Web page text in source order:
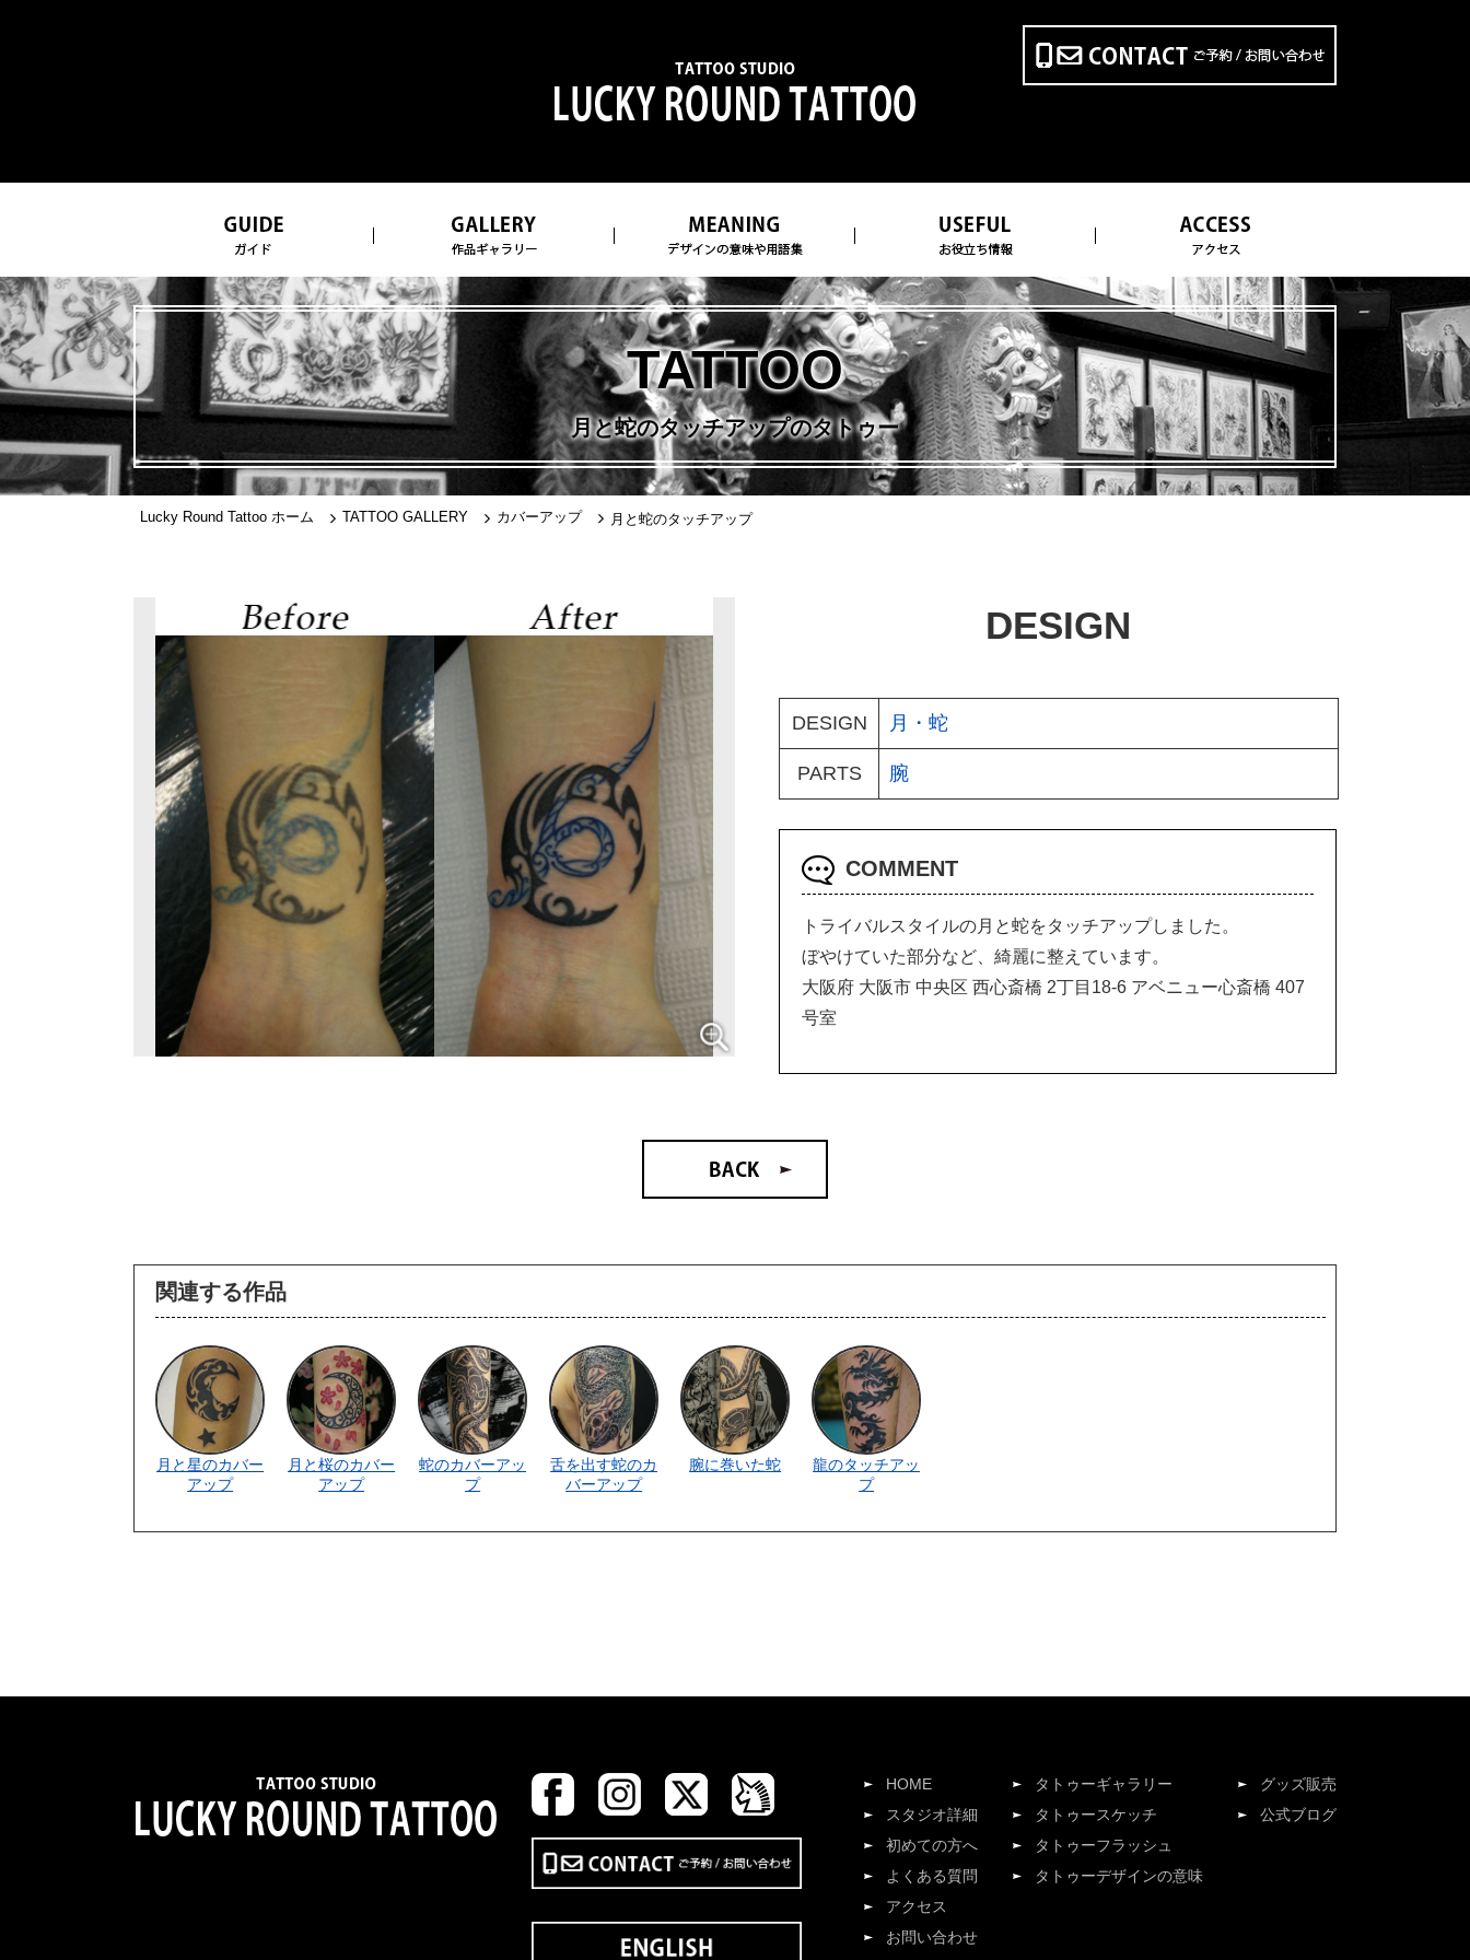
TATTOO
月と蛇のタッチアップのタトゥー
Lucky Round Tattoo ホーム TATTOO GALLERY カバーアップ 月と蛇のタッチアップ
DESIGN
DESIGN 月 蛇
PARTS 腕
COMMENT
トライバルスタイルの月と蛇をタッチアップしました。
ぼやけていた部分など、綺麗に整えています。
大阪府 大阪市 中央区 西心斎橋 2丁目18-6 アベニュー心斎橋 407
号室
関連する作品
月と星のカバー
アップ
月と桜のカバー
アップ
蛇のカバーアッ
プ
舌を出す蛇のカ
バーアップ
腕に巻いた蛇
龍のタッチアッ
プ
HOME
スタジオ詳細
初めての方へ
よくある質問
アクセス
お問い合わせ
タトゥーギャラリー
タトゥースケッチ
タトゥーフラッシュ
タトゥーデザインの意味
グッズ販売
公式ブログ